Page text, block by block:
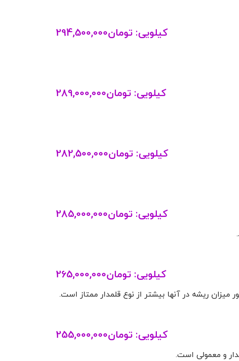
کیلویی: تومان294,500,000
کیلویی: تومان289,000,000
کیلویی: تومان282,500,000
کیلویی: تومان285,000,000
کیلویی: تومان265,000,000
میزان ریشه در آنها بیشتر از نوع قلمدار ممتاز است.
کیلویی: تومان255,000,000
و معمولی است.